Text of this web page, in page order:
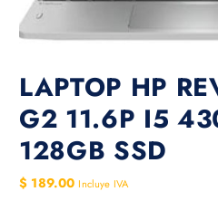
LAPTOP HP
G2 11.6P I5
128GB SSD
$ 189.00 Incluye IVA